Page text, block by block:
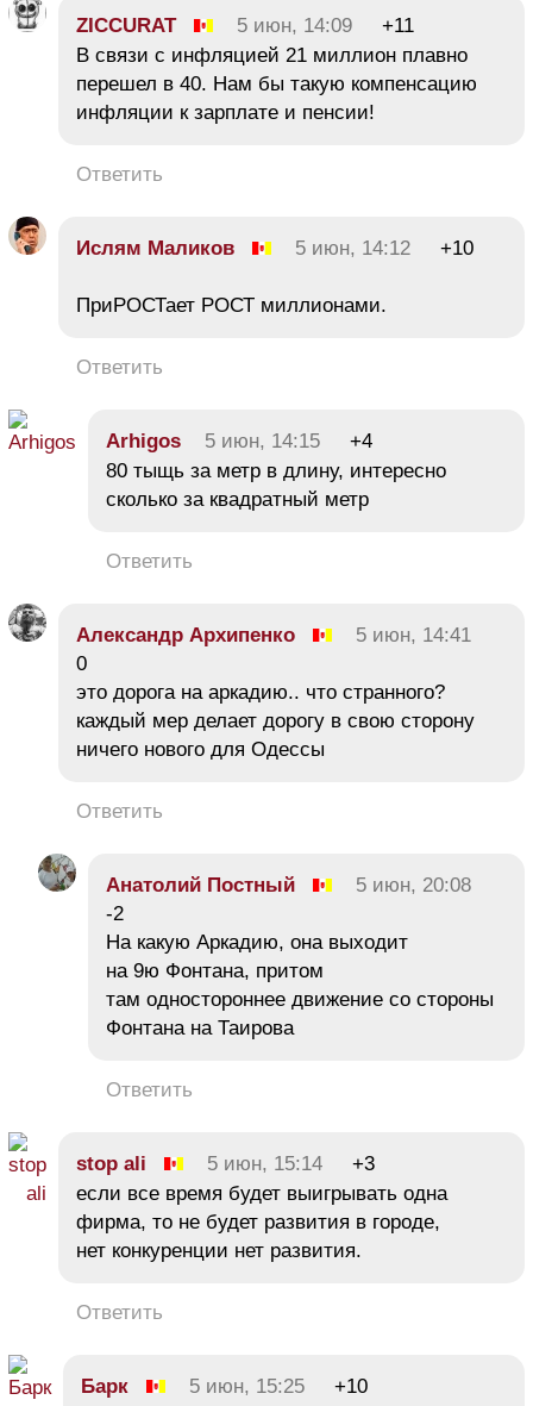
ZICCURAT 5 июн, 14:09
+11
В связи с инфляцией 21 миллион плавно
перешел в 40. Нам бы такую компенсацию
инфляции к зарплате и пенсии!
Ответить
Ислям Маликов 5 июн, 14:12 +10
ПриРОСТает РОСТ миллионами.
Ответить
Arhigos 5 июн, 14:15
+4
80 тыщь за метр в длину, интересно
сколько за квадратный метр
Ответить
Александр Архипенко
5 июн, 14:41
0
это дорога на аркадию.. что странного?
каждый мер делает дорогу в свою сторону
ничего нового для Одессы
Ответить
Анатолий Постный
5 июн, 20:08
-2
На какую Аркадию, она выходит
на 9ю Фонтана, притом
там одностороннее движение со стороны
Фонтана на Таирова
Ответить
stop ali 5 июн, 15:14
+3
если все время будет выигрывать одна
фирма, то не будет развития в городе,
нет конкуренции нет развития.
Ответить
Барк 5 июн, 15:25
+10